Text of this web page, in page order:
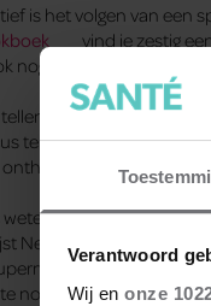
Verantwoord
Wij en onze
is het volgen van een
vind je zestig
nog eens superlekker zijn.
kan een hulpmiddel
te leggen op een
gezondheid gaat
weten over gezonde
Nederlands
Want
no-go, of valt dit wel